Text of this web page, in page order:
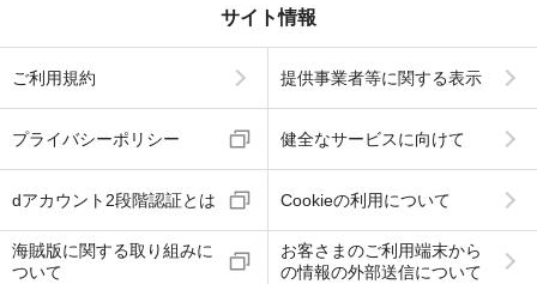
サイト情報
ご利用規約 提供事業者等に関する表示
プライバシーポリシー 健全なサービスに向けて
dアカウント2段階認証とは Cookieの利用について
海賊版に関する取り組みに
ついて
お客さまのご利用端末から
の情報の外部送信について